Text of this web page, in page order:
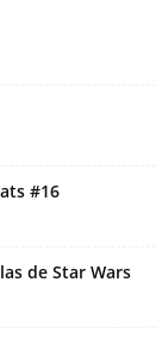
#16
de Star Wars